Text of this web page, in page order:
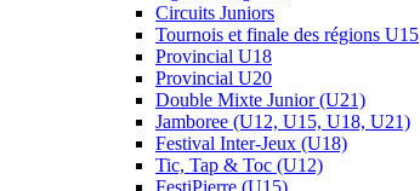
Circuits Juniors
Tournois et finale des régions U15
Provincial U18
Provincial U20
Double Mixte Junior (U21)
Jamboree (U12, U15, U18, U21)
Festival Inter-Jeux (U18)
Tic, Tap & Toc (U12)
FestiPierre (U15)